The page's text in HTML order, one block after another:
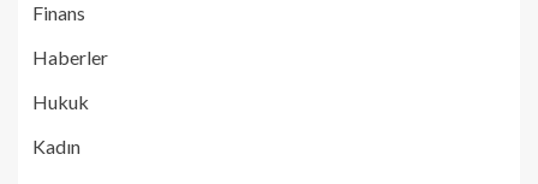
Finans
Haberler
Hukuk
Kadın